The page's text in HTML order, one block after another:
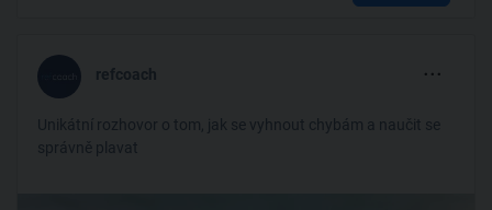
refcoach ...
Unikátní rozhovor o tom, jak se vyhnout chybám a naučit se
správně plavat